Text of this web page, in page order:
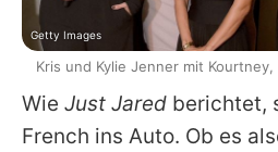
Wie Just Jared berichtet,
French ins Auto. Ob es
Getty Images
Kris und Kylie Jenner mit Kourtney,